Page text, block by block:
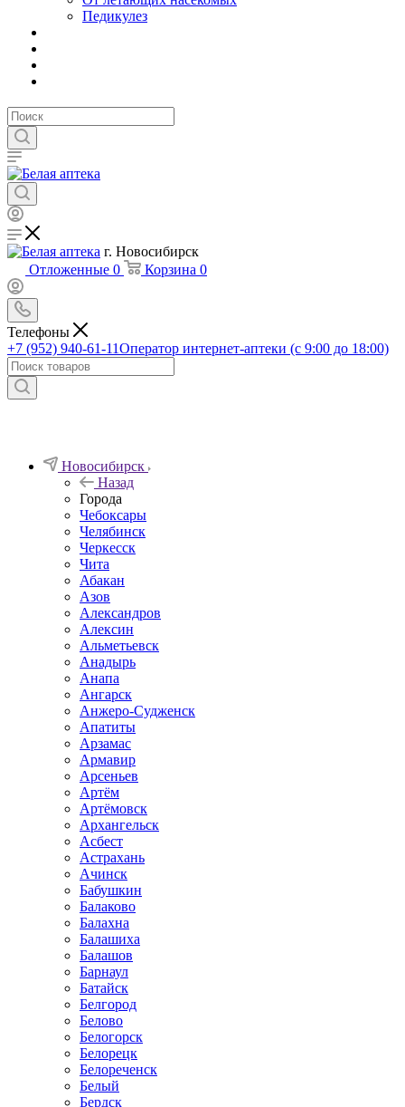
Педикулез
г. Новосибирск
Отложенные 0 Корзина 0
Телефоны
+7 (952) 940-61-11Оператор интернет-аптеки (с 9:00 до 18:00)
Новосибирск
Назад
Города
Чебоксары
Челябинск
Черкесск
Чита
Абакан
Азов
Александров
Алексин
Альметьевск
Анадырь
Анапа
Ангарск
Анжеро-Судженск
Апатиты
Арзамас
Армавир
Арсеньев
Артём
Артёмовск
Архангельск
Асбест
Астрахань
Ачинск
Бабушкин
Балаково
Балахна
Балашиха
Балашов
Барнаул
Батайск
Белгород
Белово
Белогорск
Белорецк
Белореченск
Белый
Бердск